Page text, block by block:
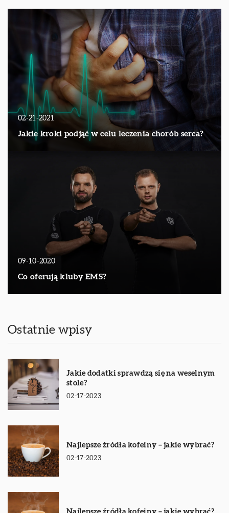
02-21-2021
Jakie kroki podjąć w celu leczenia chorób serca?
09-10-2020
Co oferują kluby EMS?
Ostatnie wpisy
Jakie dodatki sprawdzą się na weselnym
stole?
02-17-2023
Najlepsze źródła kofeiny – jakie wybrać?
02-17-2023